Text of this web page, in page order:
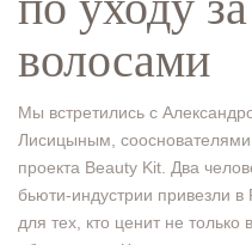
волосами
Мы встретились с
Лисицыным,
проекта Beauty Kit. Два
бьюти-индустрии привезли
для тех, кто ценит не